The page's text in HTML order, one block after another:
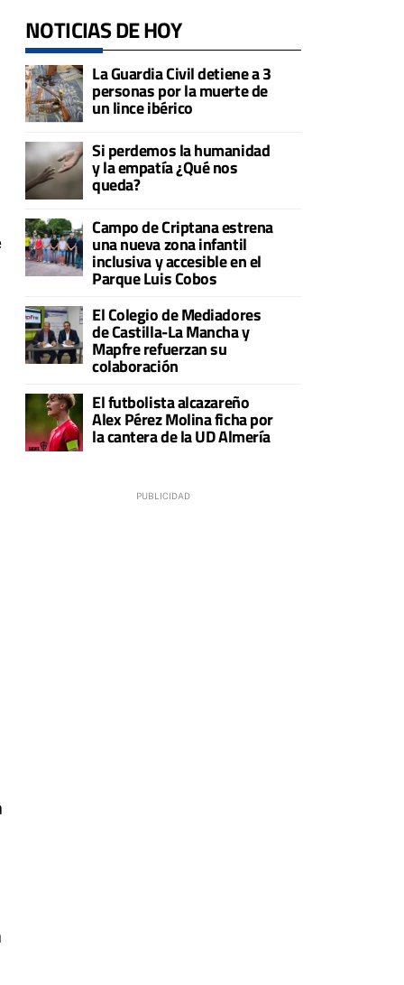
NOTICIAS DE HOY
La Guardia Civil detiene a 3
personas por la muerte de
un lince ibérico
Si perdemos la humanidad
y la empatía ¿Qué nos
queda?
Campo de Criptana estrena
una nueva zona infantil
inclusiva y accesible en el
Parque Luis Cobos
El Colegio de Mediadores
de Castilla-La Mancha y
Mapfre refuerzan su
colaboración
El futbolista alcazareño
Alex Pérez Molina ficha por
la cantera de la UD Almería